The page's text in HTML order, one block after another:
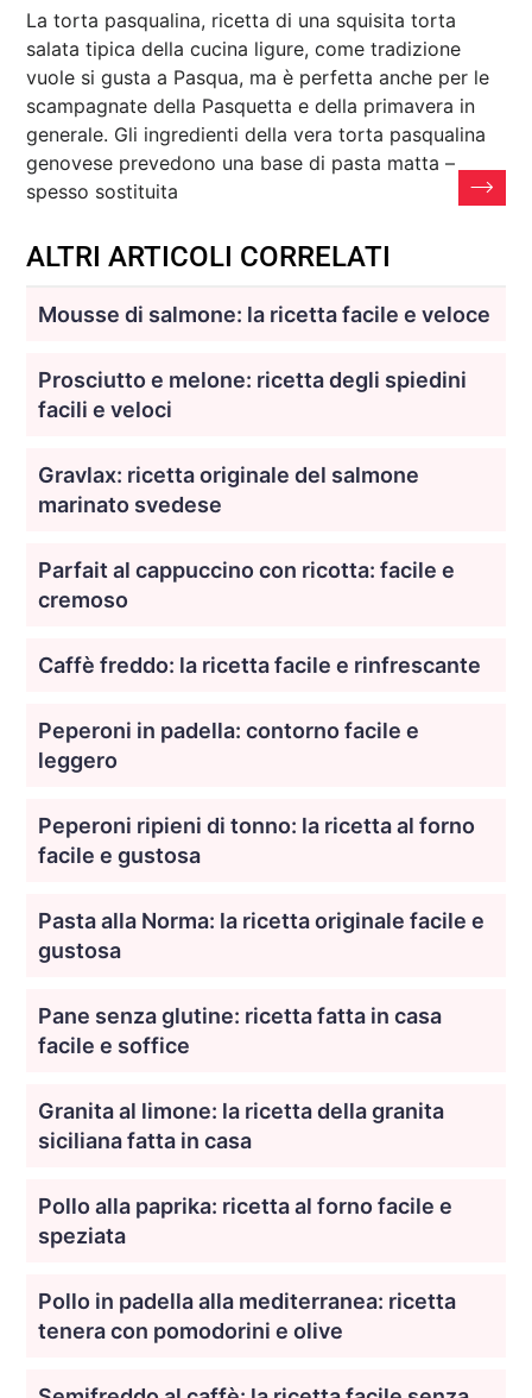
La torta pasqualina, ricetta di una squisita torta
salata tipica della cucina ligure, come tradizione
vuole si gusta a Pasqua, ma è perfetta anche per le
scampagnate della Pasquetta e della primavera in
generale. Gli ingredienti della vera torta pasqualina
genovese prevedono una base di pasta matta –
spesso sostituita
ALTRI ARTICOLI CORRELATI
Mousse di salmone: la ricetta facile e veloce
Prosciutto e melone: ricetta degli spiedini
facili e veloci
Gravlax: ricetta originale del salmone
marinato svedese
Parfait al cappuccino con ricotta: facile e
cremoso
Caffè freddo: la ricetta facile e rinfrescante
Peperoni in padella: contorno facile e
leggero
Peperoni ripieni di tonno: la ricetta al forno
facile e gustosa
Pasta alla Norma: la ricetta originale facile e
gustosa
Pane senza glutine: ricetta fatta in casa
facile e soffice
Granita al limone: la ricetta della granita
siciliana fatta in casa
Pollo alla paprika: ricetta al forno facile e
speziata
Pollo in padella alla mediterranea: ricetta
tenera con pomodorini e olive